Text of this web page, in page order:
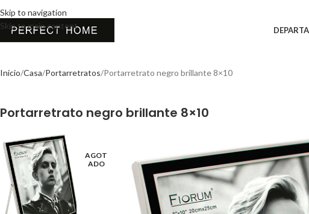
Skip to navigation
Skip to main content
Inicio Casa Portarretratos Portarretrato negro brillante 8×10
Portarretrato negro brillante 8×10
AGOT
ADO